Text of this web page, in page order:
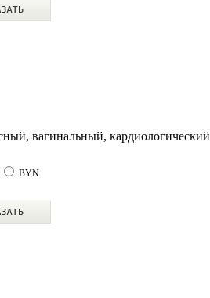
вагинальный, кардиологический
BYN